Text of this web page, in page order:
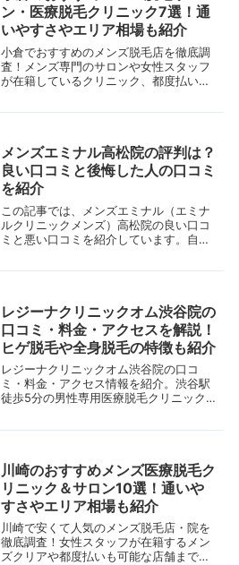
ン・医療脱毛クリニック7選！通
いやすさやエリア相場も紹介
小倉でおすすめのメンズ脱毛店を徹底調
査！メンズ専門のサロンや女性スタッフ
が在籍しているクリニック、都度払いも
や脱毛のメリット・デメリットもあわせ
メンズエミナル高松院の評判は？
良い口コミと後悔した人の口コミ
を紹介
この記事では、メンズエミナル（エミナ
ルクリニックメンズ）高松院の良い口コ
ミと悪い口コミを紹介しています。自分
実際の口コミを参考にしてみてくださ
レジーナクリニックオム渋谷院の
口コミ・料金・アクセスを解説！
ヒゲ脱毛や全身脱毛の特徴も紹介
レジーナクリニックオム渋谷院の口コ
ミ・料金・アクセス情報を紹介。渋谷駅
徒歩5分の男性専用医療脱毛クリニック
川崎のおすすめメンズ医療脱毛ク
リニック＆サロン10選！通いや
すさやエリア相場も紹介
川崎で安くて人気のメンズ脱毛店・院を
徹底調査！女性スタッフが在籍するメン
ズクリアや都度払いも可能な店舗まで比